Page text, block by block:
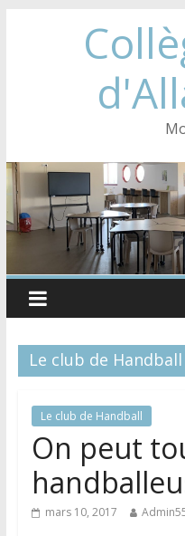
Le club de Handball
Le club de Handball
On peut
mars 10, 2017